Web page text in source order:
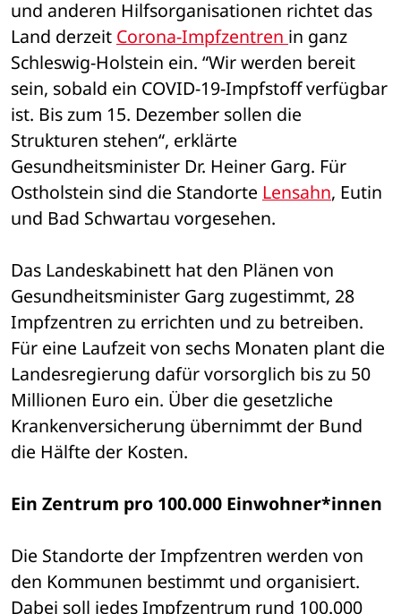
und anderen Hilfsorganisationen richtet das
Land derzeit Corona-Impfzentren in ganz
Schleswig-Holstein ein. “Wir werden bereit
sein, sobald ein COVID-19-Impfstoff verfügbar
ist. Bis zum 15. Dezember sollen die
Strukturen stehen“, erklärte
Gesundheitsminister Dr. Heiner Garg. Für
Ostholstein sind die Standorte Lensahn, Eutin
und Bad Schwartau vorgesehen.
Das Landeskabinett hat den Plänen von
Gesundheitsminister Garg zugestimmt, 28
Impfzentren zu errichten und zu betreiben.
Für eine Laufzeit von sechs Monaten plant die
Landesregierung dafür vorsorglich bis zu 50
Millionen Euro ein. Über die gesetzliche
Krankenversicherung übernimmt der Bund
die Hälfte der Kosten.
Ein Zentrum pro 100.000 Einwohner*innen
Die Standorte der Impfzentren werden von
den Kommunen bestimmt und organisiert.
Dabei soll jedes Impfzentrum rund 100.000